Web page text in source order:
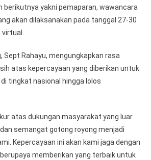
berikutnya yakni pemaparan, wawancara
akan dilaksanakan pada tanggal 27-30
virtual.
Sept Rahayu, mengungkapkan rasa
atas kepercayaan yang diberikan untuk
tingkat nasional hingga lolos
atas dukungan masyarakat yang luar
semangat gotong royong menjadi
Kepercayaan ini akan kami jaga dengan
memberikan yang terbaik untuk